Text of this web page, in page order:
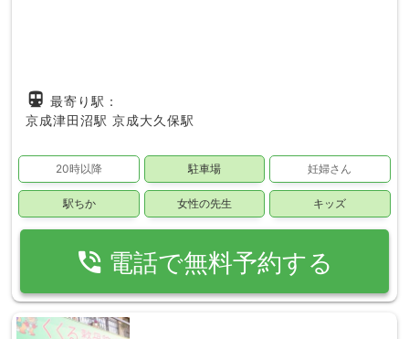
directions_subway 最寄り駅：
京成津田沼駅 京成大久保駅
20時以降 駐車場 妊婦さん
駅ちか 女性の先生 キッズ
phone_in_talk 電話で無料予約する